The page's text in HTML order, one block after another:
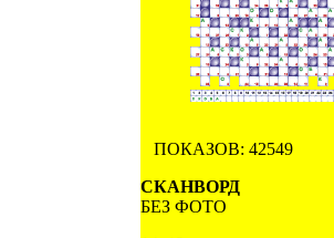
ПОКАЗОВ: 42549
СКАНВОРД
БЕЗ ФОТО